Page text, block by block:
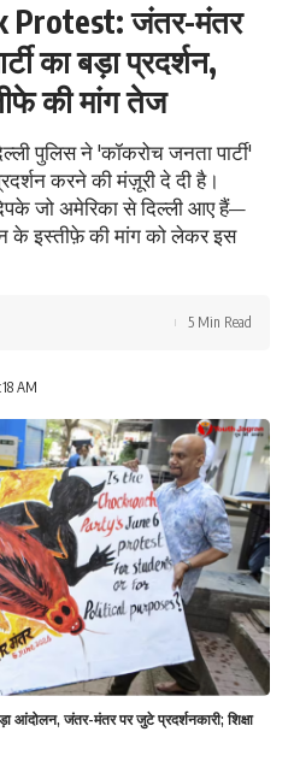
Protest: जंतर-मंतर
का बड़ा प्रदर्शन,
की मांग तेज
पुलिस ने 'कॉकरोच जनता पार्टी'
करने की मंज़ूरी दे दी है।
जो अमेरिका से दिल्ली आए हैं—
के इस्तीफ़े की मांग को लेकर इस
AM
5 Min Read
आंदोलन, जंतर-मंतर पर जुटे प्रदर्शनकारी; शिक्षा